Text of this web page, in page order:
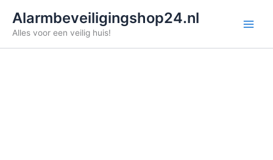
naar
inhoud
Alarmbeveiligingshop24.nl
Alles voor een veilig huis!